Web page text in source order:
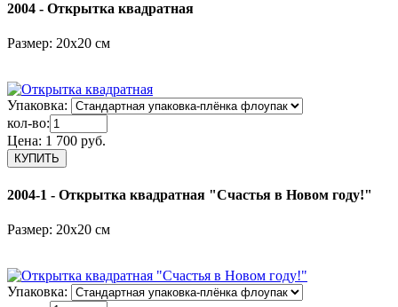
2004 - Открытка квадратная
Размер: 20х20 см
Упаковка:
кол-во:
Цена: 1 700 руб.
2004-1 - Открытка квадратная "Счастья в Новом году!"
Размер: 20х20 см
Упаковка: